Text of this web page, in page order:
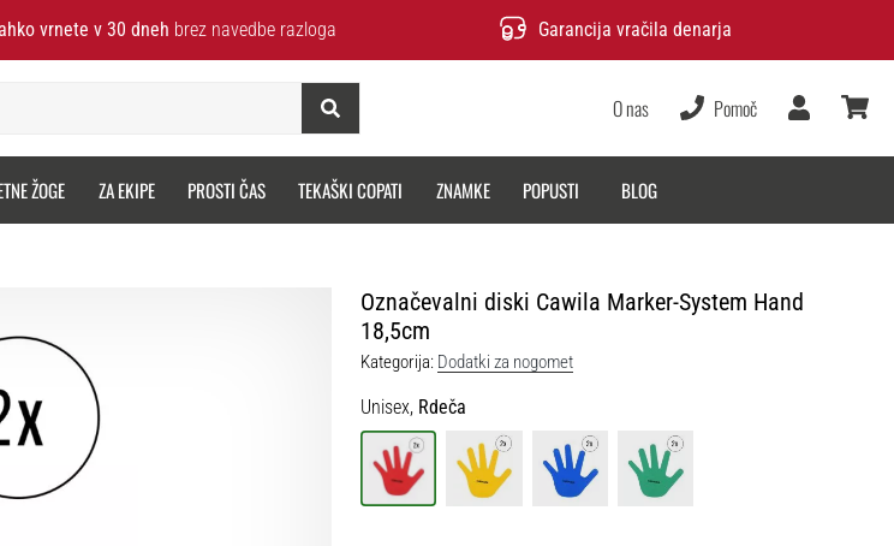
vrnete v 30 dneh brez navedbe razloga Garancija vračila denarja
Iskanje
O nas Pomoč
Uporabnik
ŽOGE ZA EKIPE PROSTI ČAS TEKAŠKI COPATI ZNAMKE POPUSTI BLOG
Označevalni diski Cawila Marker-System Hand
18,5cm
Kategorija: Dodatki za nogomet
Unisex, Rdeča